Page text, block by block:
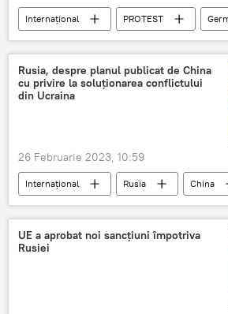
Internațional PROTEST
Rusia, despre planul publicat de China
cu privire la soluţionarea conflictului
din Ucraina
26 Februarie 2023, 10:59
Internațional Rusia
China
pace
plan Ucraina
UE a aprobat noi sancțiuni împotriva
Rusiei